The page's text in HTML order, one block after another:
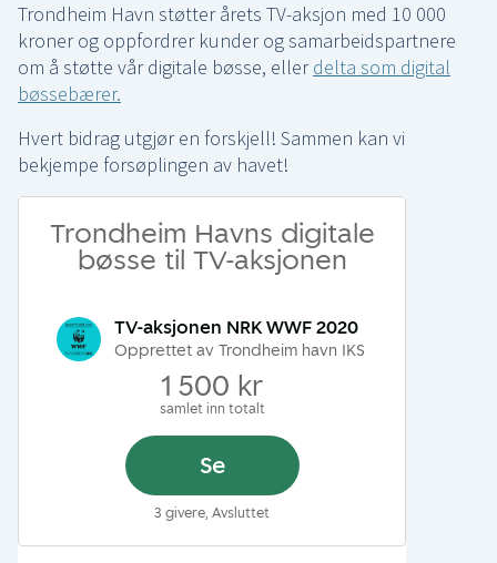
Trondheim Havn støtter årets TV-aksjon med 10 000
kroner og oppfordrer kunder og samarbeidspartnere
om å støtte vår digitale bøsse, ellerdelta som digital
bøssebærer.
Hvert bidrag utgjør en forskjell! Sammen kan vi
bekjempe forsøplingen av havet!